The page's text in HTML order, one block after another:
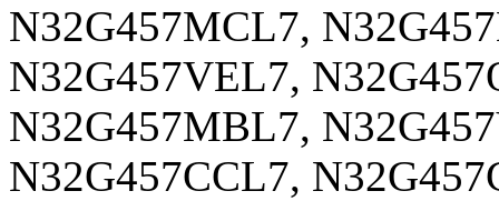
N32G457MCL7,
N32G457VEL7,
N32G457MBL7,
N32G457CCL7,